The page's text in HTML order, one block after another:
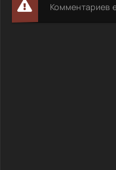
Комментариев